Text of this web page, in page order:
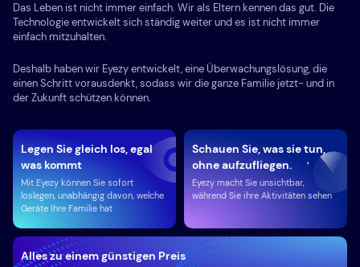
Das Leben ist nicht immer einfach. Wir als Eltern kennen das gut. Die
Technologie entwickelt sich ständig weiter und es ist nicht immer
einfach mitzuhalten.
Deshalb haben wir Eyezy entwickelt, eine Überwachungslösung, die
einen Schritt vorausdenkt, sodass wir die ganze Familie jetzt- und in
der Zukunft schützen können.
Legen Sie gleich los, egal
was kommt
Mit Eyezy können Sie sofort
loslegen, unabhängig davon, welche
Geräte Ihre Familie hat
Schauen Sie, was sie tun,
ohne aufzufliegen.
Eyezy macht Sie unsichtbar,
während Sie ihre Aktivitäten sehen
Alles zu einem günstigen Preis